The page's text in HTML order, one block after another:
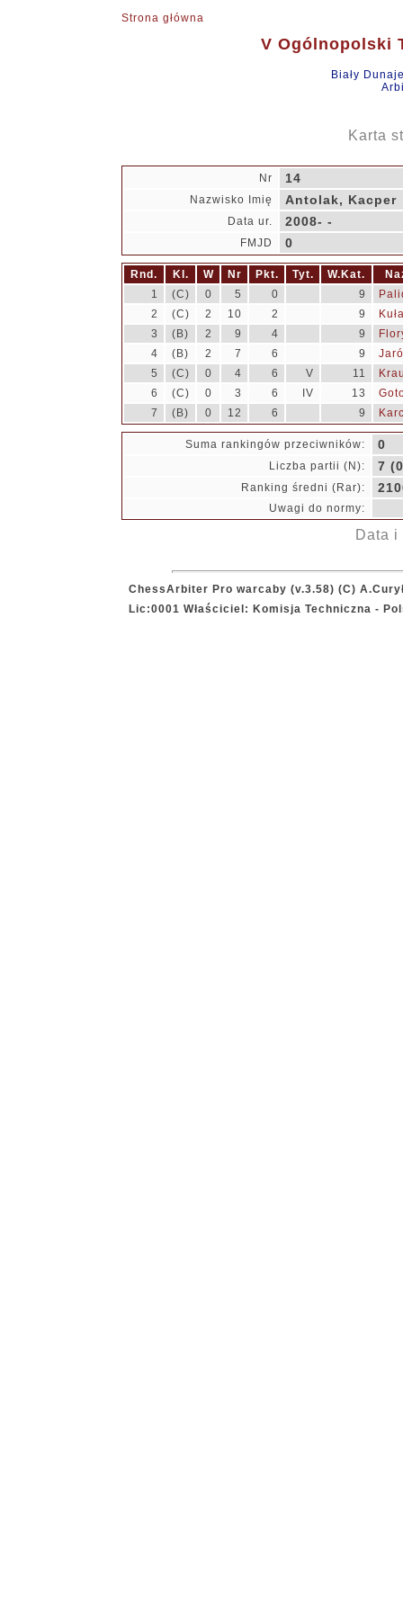
Strona główna
V Ogólnopolski
Biały
Karta
Nr 14
Nazwisko Imię Antolak, Kacper
Data ur. 2008- -
FMJD 0
Rnd. Kl. W Nr Pkt. Tyt. W.Kat.
1
(C) 0 5 0 9
2
(C) 2 10 2 9
3
(B) 2 9 4 9
4
(B) 2 7 6 9
5
(C) 0 4 6 V 11
6
(C) 0 3 6 IV 13
7
(B) 0 12 6 9
Suma rankingów przeciwników: 0
Liczba partii (N): 7
Ranking średni (Rar):
Uwagi do normy:
Data
ChessArbiter Pro warcaby (v.3.58) (C)
Lic:0001 Właściciel: Komisja Techniczna -